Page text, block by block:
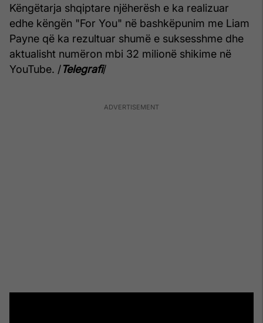
Këngëtarja shqiptare njëherësh e ka realizuar
edhe këngën "For You" në bashkëpunim me Liam
Payne që ka rezultuar shumë e suksesshme dhe
aktualisht numëron mbi 32 milionë shikime në
YouTube. /Telegrafi/